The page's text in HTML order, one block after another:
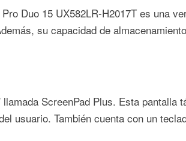
Duo 15 UX582LR-H2017T es una
su capacidad de
ScreenPad Plus. Esta pantalla
usuario. También cuenta con un